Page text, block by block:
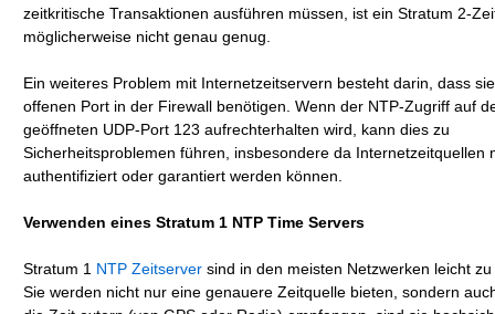
zeitkritische Transaktionen ausführen müssen, ist ein Stratum 2-
möglicherweise nicht genau genug.
Ein weiteres Problem mit Internetzeitservern besteht darin, dass
offenen Port in der Firewall benötigen. Wenn der NTP-Zugriff auf
geöffneten UDP-Port 123 aufrechterhalten wird, kann dies zu
Sicherheitsproblemen führen, insbesondere da Internetzeitquellen
authentifiziert oder garantiert werden können.
Verwenden eines Stratum 1 NTP Time Servers
Stratum 1 NTP Zeitserver sind in den meisten Netzwerken leicht
Sie werden nicht nur eine genauere Zeitquelle bieten, sondern